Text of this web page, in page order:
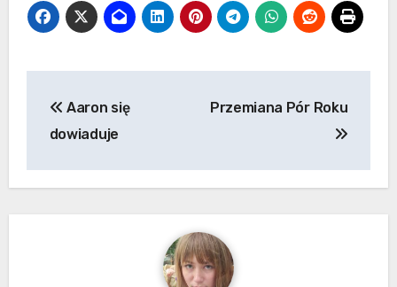
wpisu
Aaron się
dowiaduje
Przemiana Pór Roku